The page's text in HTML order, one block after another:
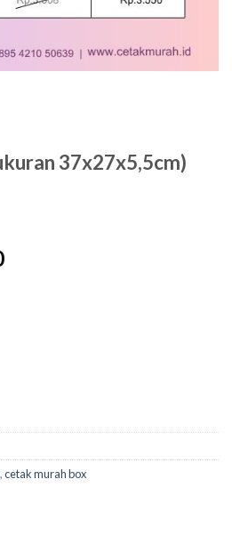
37x27x5,5cm)
Current
,cetak murah box